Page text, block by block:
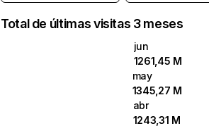
Total de últimas visitas 3 meses
jun
1261,45 M
may
1345,27 M
abr
1243,31 M